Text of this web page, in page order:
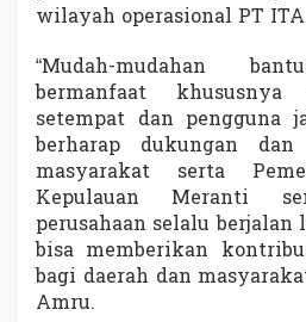
wilayah operasional PT
“Mudah-mudahan
bermanfaat
setempat dan pengguna
berharap dukungan
masyarakat serta
Kepulauan Meranti
perusahaan selalu
bisa memberikan
bagi daerah dan
Amru.